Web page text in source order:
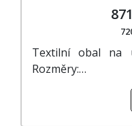
Textilní obal na
Rozměry:…